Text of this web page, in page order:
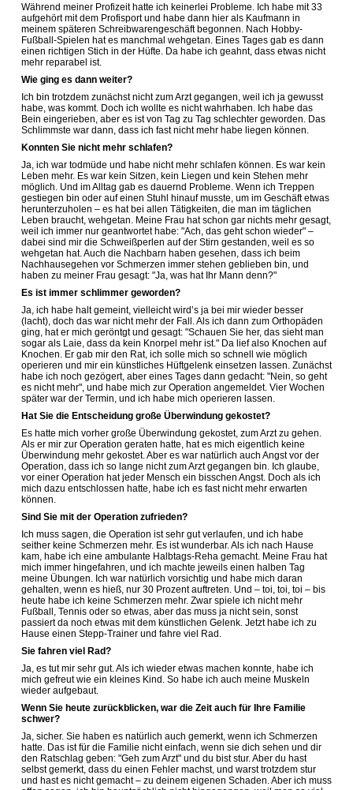
Während meiner Profizeit hatte ich keinerlei Probleme. Ich habe mit 33
aufgehört mit dem Profisport und habe dann hier als Kaufmann in
meinem späteren Schreibwarengeschäft begonnen. Nach Hobby-
Fußball-Spielen hat es manchmal wehgetan. Eines Tages gab es dann
einen richtigen Stich in der Hüfte. Da habe ich geahnt, dass etwas nicht
mehr reparabel ist.
Wie ging es dann weiter?
Ich bin trotzdem zunächst nicht zum Arzt gegangen, weil ich ja gewusst
habe, was kommt. Doch ich wollte es nicht wahrhaben. Ich habe das
Bein eingerieben, aber es ist von Tag zu Tag schlechter geworden. Das
Schlimmste war dann, dass ich fast nicht mehr habe liegen können.
Konnten Sie nicht mehr schlafen?
Ja, ich war todmüde und habe nicht mehr schlafen können. Es war kein
Leben mehr. Es war kein Sitzen, kein Liegen und kein Stehen mehr
möglich. Und im Alltag gab es dauernd Probleme. Wenn ich Treppen
gestiegen bin oder auf einen Stuhl hinauf musste, um im Geschäft etwas
herunterzuholen – es hat bei allen Tätigkeiten, die man im täglichen
Leben braucht, wehgetan. Meine Frau hat schon gar nichts mehr gesagt,
weil ich immer nur geantwortet habe: "Ach, das geht schon wieder" –
dabei sind mir die Schweißperlen auf der Stirn gestanden, weil es so
wehgetan hat. Auch die Nachbarn haben gesehen, dass ich beim
Nachhausegehen vor Schmerzen immer stehen geblieben bin, und
haben zu meiner Frau gesagt: "Ja, was hat Ihr Mann denn?"
Es ist immer schlimmer geworden?
Ja, ich habe halt gemeint, vielleicht wird’s ja bei mir wieder besser
(lacht), doch das war nicht mehr der Fall. Als ich dann zum Orthopäden
ging, hat er mich geröntgt und gesagt: "Schauen Sie her, das sieht man
sogar als Laie, dass da kein Knorpel mehr ist." Da lief also Knochen auf
Knochen. Er gab mir den Rat, ich solle mich so schnell wie möglich
operieren und mir ein künstliches Hüftgelenk einsetzen lassen. Zunächst
habe ich noch gezögert, aber eines Tages dann gedacht: "Nein, so geht
es nicht mehr", und habe mich zur Operation angemeldet. Vier Wochen
später war der Termin, und ich habe mich operieren lassen.
Hat Sie die Entscheidung große Überwindung gekostet?
Es hatte mich vorher große Überwindung gekostet, zum Arzt zu gehen.
Als er mir zur Operation geraten hatte, hat es mich eigentlich keine
Überwindung mehr gekostet. Aber es war natürlich auch Angst vor der
Operation, dass ich so lange nicht zum Arzt gegangen bin. Ich glaube,
vor einer Operation hat jeder Mensch ein bisschen Angst. Doch als ich
mich dazu entschlossen hatte, habe ich es fast nicht mehr erwarten
können.
Sind Sie mit der Operation zufrieden?
Ich muss sagen, die Operation ist sehr gut verlaufen, und ich habe
seither keine Schmerzen mehr. Es ist wunderbar. Als ich nach Hause
kam, habe ich eine ambulante Halbtags-Reha gemacht. Meine Frau hat
mich immer hingefahren, und ich machte jeweils einen halben Tag
meine Übungen. Ich war natürlich vorsichtig und habe mich daran
gehalten, wenn es hieß, nur 30 Prozent auftreten. Und – toi, toi, toi – bis
heute habe ich keine Schmerzen mehr. Zwar spiele ich nicht mehr
Fußball, Tennis oder so etwas, aber das muss ja nicht sein, sonst
passiert da noch etwas mit dem künstlichen Gelenk. Jetzt habe ich zu
Hause einen Stepp-Trainer und fahre viel Rad.
Sie fahren viel Rad?
Ja, es tut mir sehr gut. Als ich wieder etwas machen konnte, habe ich
mich gefreut wie ein kleines Kind. So habe ich auch meine Muskeln
wieder aufgebaut.
Wenn Sie heute zurückblicken, war die Zeit auch für Ihre Familie
schwer?
Ja, sicher. Sie haben es natürlich auch gemerkt, wenn ich Schmerzen
hatte. Das ist für die Familie nicht einfach, wenn sie dich sehen und dir
den Ratschlag geben: "Geh zum Arzt" und du bist stur. Aber du hast
selbst gemerkt, dass du einen Fehler machst, und warst trotzdem stur
und hast es nicht gemacht – zu deinem eigenen Schaden. Aber ich muss